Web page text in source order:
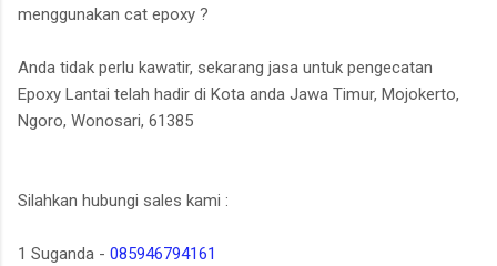
menggunakan cat epoxy ?
Anda tidak perlu kawatir, sekarang jasa untuk pengecatan
Epoxy Lantai telah hadir di Kota anda Jawa Timur, Mojokerto,
Ngoro, Wonosari, 61385
Silahkan hubungi sales kami :
1 Suganda - 085946794161